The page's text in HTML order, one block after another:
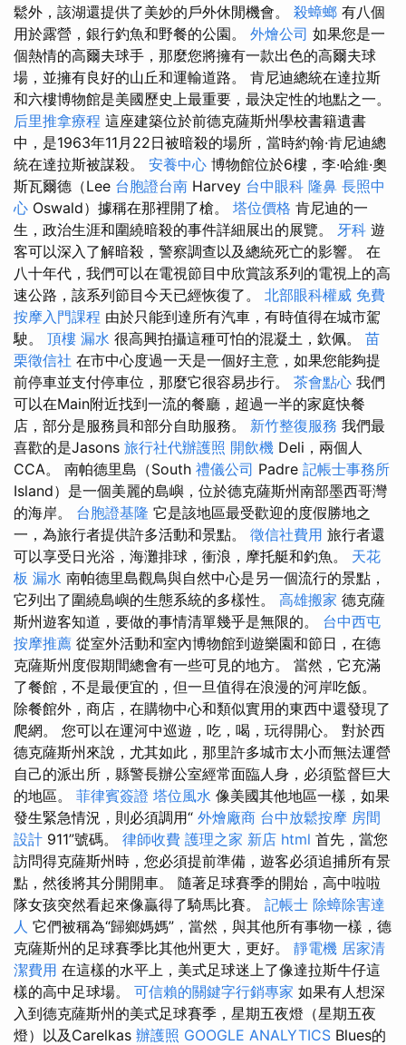
鬆外，該湖還提供了美妙的戶外休閒機會。 殺蟑螂 有八個
用於露營，銀行釣魚和野餐的公園。 外燴公司 如果您是一
個熱情的高爾夫球手，那麼您將擁有一款出色的高爾夫球
場，並擁有良好的山丘和運輸道路。 肯尼迪總統在達拉斯
和六樓博物館是美國歷史上最重要，最決定性的地點之一。
后里推拿療程 這座建築位於前德克薩斯州學校書籍遺書
中，是1963年11月22日被暗殺的場所，當時約翰·肯尼迪總
統在達拉斯被謀殺。 安養中心 博物館位於6樓，李·哈維·奧
斯瓦爾德（Lee 台胞證台南 Harvey 台中眼科 隆鼻 長照中
心 Oswald）據稱在那裡開了槍。 塔位價格 肯尼迪的一
生，政治生涯和圍繞暗殺的事件詳細展出的展覽。 牙科 遊
客可以深入了解暗殺，警察調查以及總統死亡的影響。 在
八十年代，我們可以在電視節目中欣賞該系列的電視上的高
速公路，該系列節目今天已經恢復了。 北部眼科權威 免費
按摩入門課程 由於只能到達所有汽車，有時值得在城市駕
駛。 頂樓 漏水 很高興拍攝這種可怕的混凝土，欽佩。 苗
栗徵信社 在市中心度過一天是一個好主意，如果您能夠提
前停車並支付停車位，那麼它很容易步行。 茶會點心 我們
可以在Main附近找到一流的餐廳，超過一半的家庭快餐
店，部分是服務員和部分自助服務。 新竹整復服務 我們最
喜歡的是Jasons 旅行社代辦護照 開飲機 Deli，兩個人
CCA。 南帕德里島（South 禮儀公司 Padre 記帳士事務所
Island）是一個美麗的島嶼，位於德克薩斯州南部墨西哥灣
的海岸。 台胞證基隆 它是該地區最受歡迎的度假勝地之
一，為旅行者提供許多活動和景點。 徵信社費用 旅行者還
可以享受日光浴，海灘排球，衝浪，摩托艇和釣魚。 天花
板 漏水 南帕德里島觀鳥與自然中心是另一個流行的景點，
它列出了圍繞島嶼的生態系統的多樣性。 高雄搬家 德克薩
斯州遊客知道，要做的事情清單幾乎是無限的。 台中西屯
按摩推薦 從室外活動和室內博物館到遊樂園和節日，在德
克薩斯州度假期間總會有一些可見的地方。 當然，它充滿
了餐館，不是最便宜的，但一旦值得在浪漫的河岸吃飯。
除餐館外，商店，在購物中心和類似實用的東西中還發現了
爬網。 您可以在運河中巡遊，吃，喝，玩得開心。 對於西
德克薩斯州來說，尤其如此，那里許多城市太小而無法運營
自己的派出所，縣警長辦公室經常面臨人身，必須監督巨大
的地區。 菲律賓簽證 塔位風水 像美國其他地區一樣，如果
發生緊急情況，則必須調用“ 外燴廠商 台中放鬆按摩 房間
設計 911”號碼。 律師收費 護理之家 新店 html 首先，當您
訪問得克薩斯州時，您必須提前準備，遊客必須追捕所有景
點，然後將其分開開車。 隨著足球賽季的開始，高中啦啦
隊女孩突然看起來像贏得了騎馬比賽。 記帳士 除蟑除害達
人 它們被稱為“歸鄉媽媽”，當然，與其他所有事物一樣，德
克薩斯州的足球賽季比其他州更大，更好。 靜電機 居家清
潔費用 在這樣的水平上，美式足球迷上了像達拉斯牛仔這
樣的高中足球場。 可信賴的關鍵字行銷專家 如果有人想深
入到德克薩斯州的美式足球賽季，星期五夜燈（星期五夜
燈）以及Carelkas 辦護照 GOOGLE ANALYTICS Blues的